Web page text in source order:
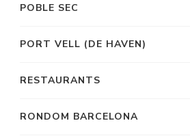
POBLE SEC
PORT VELL (DE HAVEN)
RESTAURANTS
RONDOM BARCELONA